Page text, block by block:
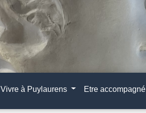
Vivre à Puylaurens Etre accompagné